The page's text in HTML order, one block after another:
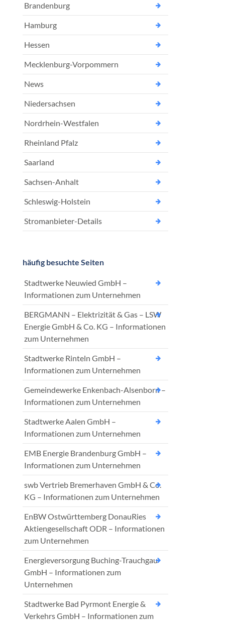
Brandenburg
Hamburg
Hessen
Mecklenburg-Vorpommern
News
Niedersachsen
Nordrhein-Westfalen
Rheinland Pfalz
Saarland
Sachsen-Anhalt
Schleswig-Holstein
Stromanbieter-Details
häufig besuchte Seiten
Stadtwerke Neuwied GmbH –
Informationen zum Unternehmen
BERGMANN – Elektrizität & Gas – LSW
Energie GmbH & Co. KG – Informationen
zum Unternehmen
Stadtwerke Rinteln GmbH –
Informationen zum Unternehmen
Gemeindewerke Enkenbach-Alsenborn –
Informationen zum Unternehmen
Stadtwerke Aalen GmbH –
Informationen zum Unternehmen
EMB Energie Brandenburg GmbH –
Informationen zum Unternehmen
swb Vertrieb Bremerhaven GmbH & Co.
KG – Informationen zum Unternehmen
EnBW Ostwürttemberg DonauRies
Aktiengesellschaft ODR – Informationen
zum Unternehmen
Energieversorgung Buching-Trauchgau
GmbH – Informationen zum
Unternehmen
Stadtwerke Bad Pyrmont Energie &
Verkehrs GmbH – Informationen zum